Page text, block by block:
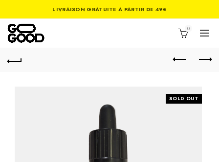
LIVRAISON GRATUITE A PARTIR DE 49€
0
SOLD OUT